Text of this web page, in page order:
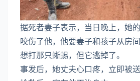
据死者妻子表示，当日晚上，她
咬伤了他，他要妻子和孩子从房
想打那只蜥蜴，但它逃掉了。
事发后，她丈夫心口疼，立即被